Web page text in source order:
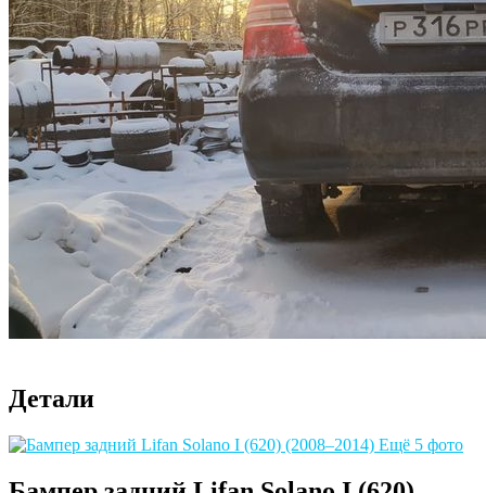
Детали
Ещё 5 фото